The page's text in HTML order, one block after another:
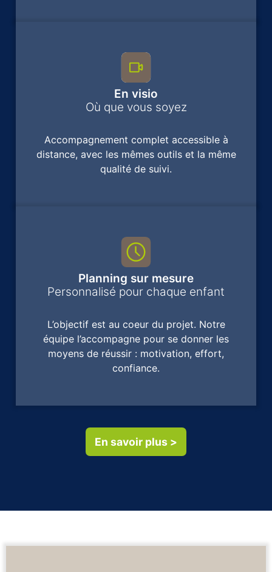
En visio
Où que vous soyez
Accompagnement complet accessible à
distance, avec les mêmes outils et la même
qualité de suivi.
Planning sur mesure
Personnalisé pour chaque enfant
L’objectif est au coeur du projet. Notre
équipe l’accompagne pour se donner les
moyens de réussir : motivation, effort,
confiance.
En savoir plus >